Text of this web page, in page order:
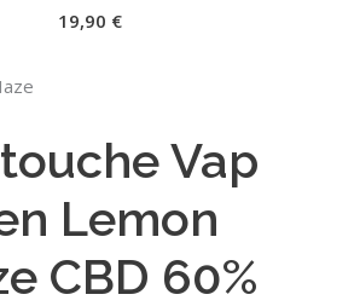
19,90 €
Vap
Lemon
CBD 60%